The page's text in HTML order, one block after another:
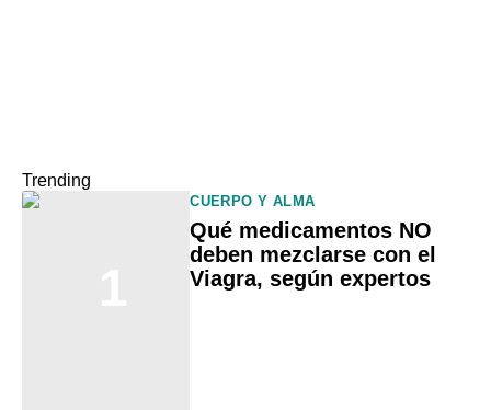
Trending
CUERPO Y ALMA
Qué medicamentos NO
deben mezclarse con el
Viagra, según expertos